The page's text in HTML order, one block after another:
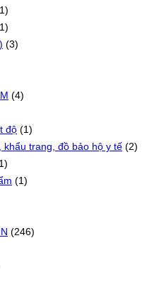
(3)
(4)
độ (1)
trang, đồ bảo hộ y tế (2)
(1)
(246)